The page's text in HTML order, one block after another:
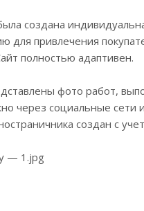
создана
для привлечения
полностью адаптивен.
фото работ,
через социальные
создан с